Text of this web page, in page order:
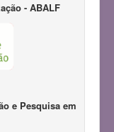
- ABALF
e Pesquisa em